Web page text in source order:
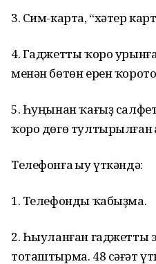
3. Сим-карта, “хәтер
4. Гаджетты ҡоро
менән бөтөн ерен
5. Һуңынан ҡағыҙ
ҡоро дөгө тултырылған
Телефонға һыу үткәндә:
1. Телефонды ҡабыҙма.
2. Һыуланған гаджетты
тоташтырма. 48 сәғәт